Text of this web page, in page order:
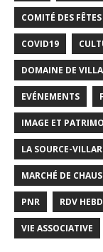
COMITÉ DES FÊTES
COVID19
DOMAINE DE
EVÉNEMENTS
IMAGE ET
LA SOURCE-
MARCHÉ DE
PNR RDV
VIE ASSOCIATIVE